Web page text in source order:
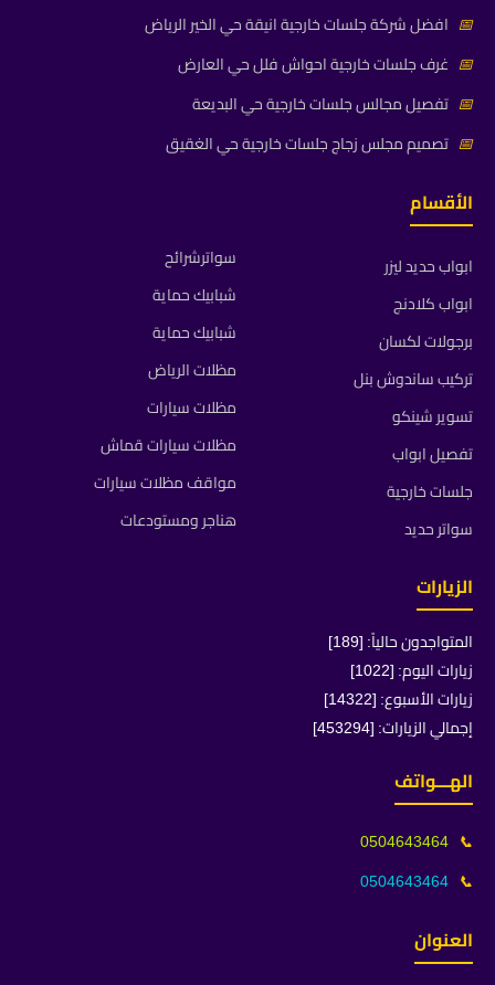
📅 افضل شركة جلسات خارجية انيقة حي الخير الرياض
📅 غرف جلسات خارجية احواش فلل حي العارض
📅 تفصيل مجالس جلسات خارجية حي البديعة
📅 تصميم مجلس زجاج جلسات خارجية حي الغقيق
الأقسام
ابواب حديد ليزر
ابواب كلادنج
برجولات لكسان
تركيب ساندوش بنل
تسوير شينكو
تفصيل ابواب
جلسات خارجية
سواتر حديد
سواترشرائح
شبابيك حماية
شبابيك حماية
مظلات الرياض
مظلات سيارات
مظلات سيارات قماش
مواقف مظلات سيارات
هناجر ومستودعات
الزيارات
المتواجدون حالياً: [189]
زيارات اليوم: [1022]
زيارات الأسبوع: [14322]
إجمالي الزيارات: [453294]
الهـــواتف
📞
0504643464
📞
0504643464
العنوان